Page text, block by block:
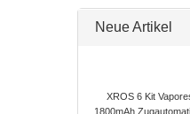
Neue Artikel
XROS 6 Kit
1800mAh